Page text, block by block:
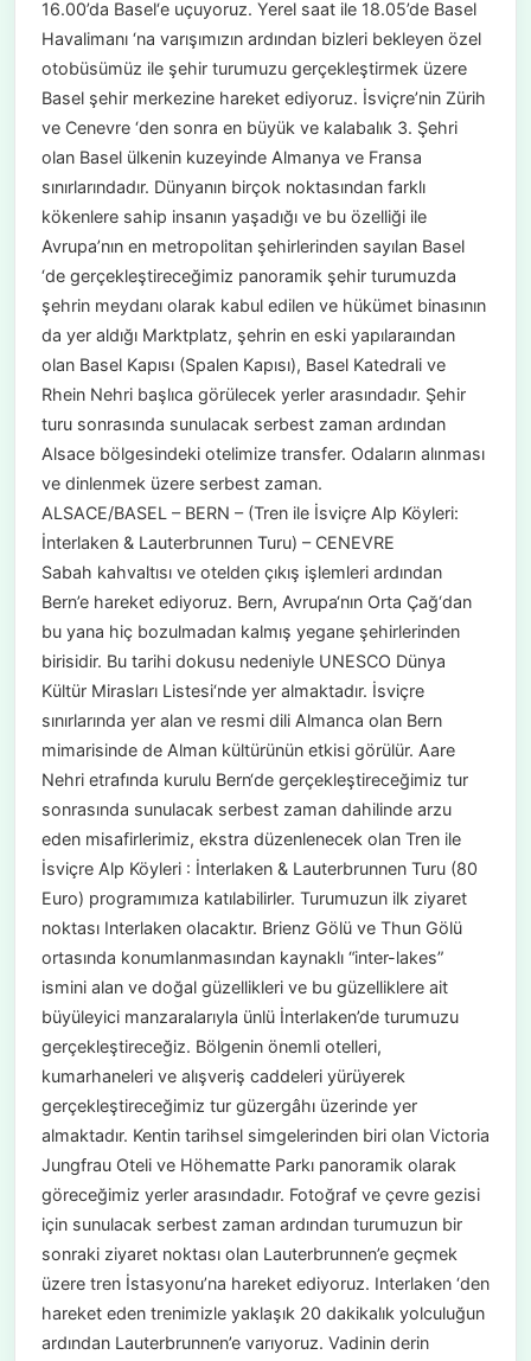
16.00’da Basel‘e uçuyoruz. Yerel saat ile 18.05’de Basel
Havalimanı ‘na varışımızın ardından bizleri bekleyen özel
otobüsümüz ile şehir turumuzu gerçekleştirmek üzere
Basel şehir merkezine hareket ediyoruz. İsviçre’nin Zürih
ve Cenevre ‘den sonra en büyük ve kalabalık 3. Şehri
olan Basel ülkenin kuzeyinde Almanya ve Fransa
sınırlarındadır. Dünyanın birçok noktasından farklı
kökenlere sahip insanın yaşadığı ve bu özelliği ile
Avrupa’nın en metropolitan şehirlerinden sayılan Basel
‘de gerçekleştireceğimiz panoramik şehir turumuzda
şehrin meydanı olarak kabul edilen ve hükümet binasının
da yer aldığı Marktplatz, şehrin en eski yapılaraından
olan Basel Kapısı (Spalen Kapısı), Basel Katedrali ve
Rhein Nehri başlıca görülecek yerler arasındadır. Şehir
turu sonrasında sunulacak serbest zaman ardından
Alsace bölgesindeki otelimize transfer. Odaların alınması
ve dinlenmek üzere serbest zaman.
ALSACE/BASEL – BERN – (Tren ile İsviçre Alp Köyleri:
İnterlaken & Lauterbrunnen Turu) – CENEVRE
Sabah kahvaltısı ve otelden çıkış işlemleri ardından
Bern’e hareket ediyoruz. Bern, Avrupa‘nın Orta Çağ‘dan
bu yana hiç bozulmadan kalmış yegane şehirlerinden
birisidir. Bu tarihi dokusu nedeniyle UNESCO Dünya
Kültür Mirasları Listesi‘nde yer almaktadır. İsviçre
sınırlarında yer alan ve resmi dili Almanca olan Bern
mimarisinde de Alman kültürünün etkisi görülür. Aare
Nehri etrafında kurulu Bern‘de gerçekleştireceğimiz tur
sonrasında sunulacak serbest zaman dahilinde arzu
eden misafirlerimiz, ekstra düzenlenecek olan Tren ile
İsviçre Alp Köyleri : İnterlaken & Lauterbrunnen Turu (80
Euro) programımıza katılabilirler. Turumuzun ilk ziyaret
noktası Interlaken olacaktır. Brienz Gölü ve Thun Gölü
ortasında konumlanmasından kaynaklı “inter-lakes”
ismini alan ve doğal güzellikleri ve bu güzelliklere ait
büyüleyici manzaralarıyla ünlü İnterlaken’de turumuzu
gerçekleştireceğiz. Bölgenin önemli otelleri,
kumarhaneleri ve alışveriş caddeleri yürüyerek
gerçekleştireceğimiz tur güzergâhı üzerinde yer
almaktadır. Kentin tarihsel simgelerinden biri olan Victoria
Jungfrau Oteli ve Höhematte Parkı panoramik olarak
göreceğimiz yerler arasındadır. Fotoğraf ve çevre gezisi
için sunulacak serbest zaman ardından turumuzun bir
sonraki ziyaret noktası olan Lauterbrunnen’e geçmek
üzere tren İstasyonu’na hareket ediyoruz. Interlaken ‘den
hareket eden trenimizle yaklaşık 20 dakikalık yolculuğun
ardından Lauterbrunnen’e varıyoruz. Vadinin derin